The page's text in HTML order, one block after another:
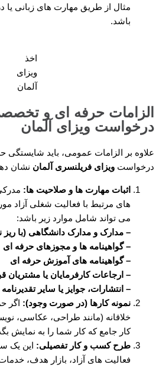
مثال از طریق مهارت های زبانی یا
باشد.
اخذ
ویزای
آلمان
الزامات حرفه ای و
درخواست ویزای آلمان
علاوه بر الزامات عمومی، باید شایستگی
درخواست ویزای فریلنسری آلمان نشان
اثبات مهارت ها و صلاحیت ها:
های مرتبط با فعالیت شغلی آزاد
می تواند شامل موارد زیر باشد:
– مدارک و مدارک دانشگاهی (با ریز
– گواهینامه ها و مجوزهای حرفه ای
– گواهینامه های آموزش حرفه ای
– ارجاعات کارفرمایان یا مشتریان
– انتشارات، جوایز یا سایر
نمونه کارها (در صورت وجود): اگر
خلاقانه (مانند طراحی، عکاسی،
کار جامع که کار شما را به نمایش
طرح کسب و کار تفصیلی: این یک
فعالیت های آزاد، بازار هدف،